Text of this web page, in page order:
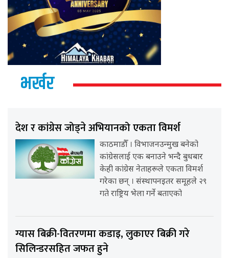
भर्खर
देश र कांग्रेस जोड्ने अभियानको एकता विमर्श
काठमाडौँ । विभाजनउन्मुख बनेको
कांग्रेसलाई एक बनाउने भन्दै बुधबार
केही कांग्रेस नेताहरूले एकता विमर्श
गरेका छन् । संस्थापनइतर समूहले २९
गते राष्ट्रिय भेला गर्ने बताएको
ग्यास बिक्री-वितरणमा कडाइ, लुकाएर बिक्री गरे
सिलिन्डरसहित जफत हुने